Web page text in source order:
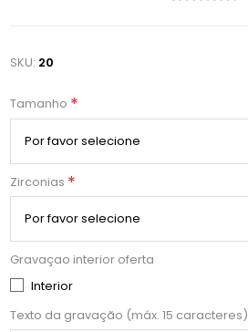
SKU: 20
Tamanho *
Zirconias *
Gravaçao interior oferta
Interior
Texto da gravação (máx. 15 caracteres)